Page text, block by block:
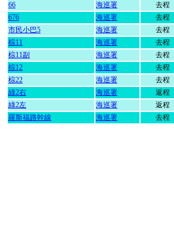
66
海巡署 去程
676
海巡署 去程
市民小巴5
海巡署 去程
棕11
海巡署 去程
棕11副
海巡署 去程
棕12
海巡署 去程
棕22
海巡署 去程
綠2右
海巡署 返程
綠2左
海巡署 返程
羅斯福路幹線
海巡署 去程